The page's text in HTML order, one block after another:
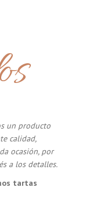
un producto
calidad,
ocasión, por
a los detalles.
tartas